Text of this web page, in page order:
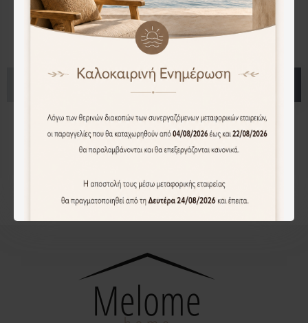
67.00€
Άμεση Αγορά
39.00€
Άμεση Αγορά